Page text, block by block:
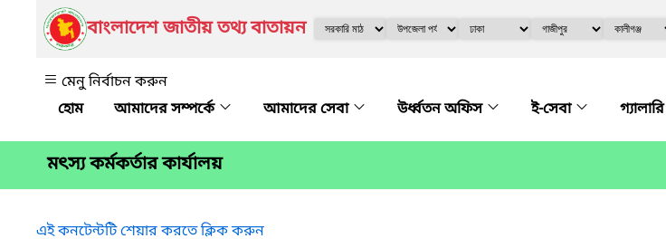
বাংলাদেশ জাতীয় তথ্য বাতায়ন
মেনু নির্বাচন করুন
আমাদের সম্পর্কে
আমাদের সেবা উর্ধ্বতন অফিস ই-সেবা গ্যালারি
মৎস্য কর্মকর্তার কার্যালয়
এই কনটেন্টটি শেয়ার করতে ক্লিক করুন